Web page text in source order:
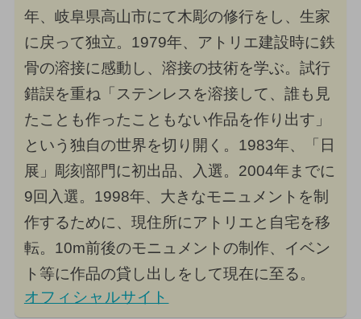
年、岐阜県高山市にて木彫の修行をし、生家
に戻って独立。1979年、アトリエ建設時に鉄
骨の溶接に感動し、溶接の技術を学ぶ。試行
錯誤を重ね「ステンレスを溶接して、誰も見
たことも作ったこともない作品を作り出す」
という独自の世界を切り開く。1983年、「日
展」彫刻部門に初出品、入選。2004年までに
9回入選。1998年、大きなモニュメントを制
作するために、現住所にアトリエと自宅を移
転。10m前後のモニュメントの制作、イベン
ト等に作品の貸し出しをして現在に至る。
オフィシャルサイト